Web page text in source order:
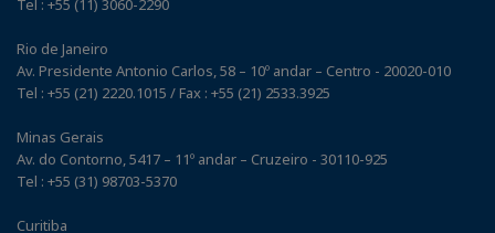
Tel : +55 (11) 3060-2290
Rio de Janeiro
Av. Presidente Antonio Carlos, 58 – 10º andar – Centro - 20020-010
Tel : +55 (21) 2220.1015 / Fax : +55 (21) 2533.3925
Minas Gerais
Av. do Contorno, 5417 – 11º andar – Cruzeiro - 30110-925
Tel : +55 (31) 98703-5370
Curitiba